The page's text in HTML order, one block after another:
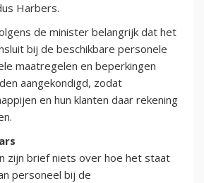
Harbers.
de minister belangrijk dat het
bij de beschikbare personele
maatregelen en beperkingen
aangekondigd, zodat
en hun klanten daar rekening
zijn brief niets over hoe het staat
personeel bij de